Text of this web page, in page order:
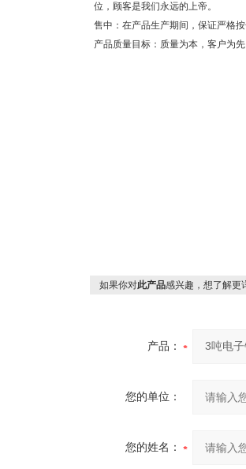
位，顾客是我们永远的上帝。
售中：在产品生产期间，保证严格
产品质量目标：质量为本，客户为
如果你对此产品感兴趣，想了解更
产品：
您的单位：
您的姓名：